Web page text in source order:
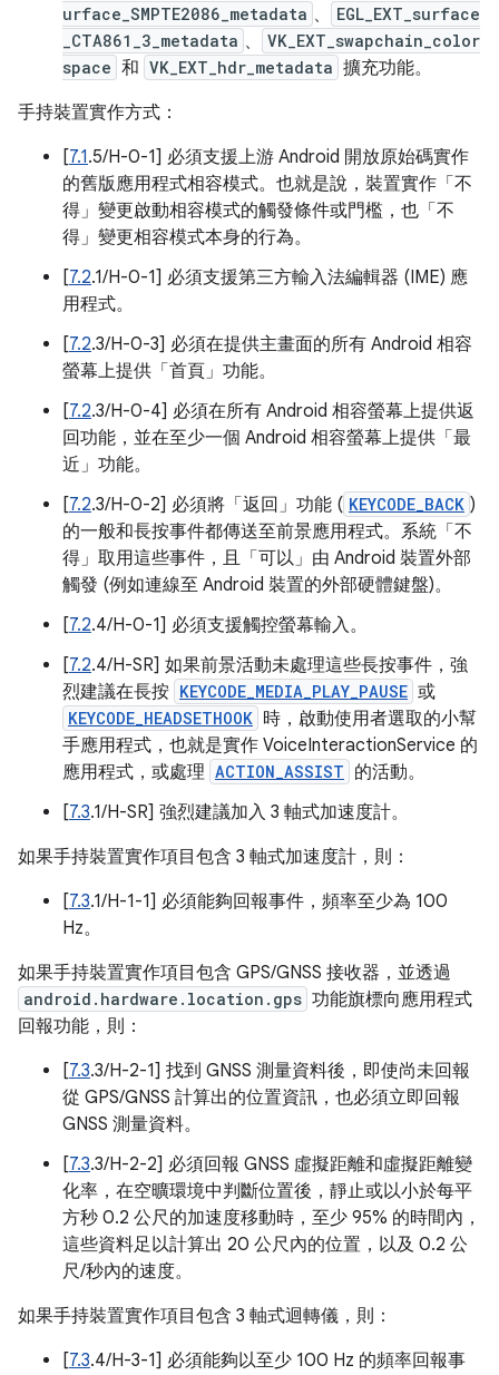
urface_SMPTE2086_metadata 、
EGL_EXT_surface
_CTA861_3_metadata 、
VK_EXT_swapchain_color
space 和 VK_EXT_hdr_metadata 擴充功能。
手持裝置實作方式：
[7.1.5/H-0-1] 必須支援上游 Android 開放原始碼實作
的舊版應用程式相容模式。也就是說，裝置實作「不
得」變更啟動相容模式的觸發條件或門檻，也「不
得」變更相容模式本身的行為。
[7.2.1/H-0-1] 必須支援第三方輸入法編輯器 (IME) 應
用程式。
[7.2.3/H-0-3] 必須在提供主畫面的所有 Android 相容
螢幕上提供「首頁」功能。
[7.2.3/H-0-4] 必須在所有 Android 相容螢幕上提供返
回功能，並在至少一個 Android 相容螢幕上提供「最
近」功能。
[7.2.3/H-0-2] 必須將「返回」功能 ( KEYCODE_BACK )
的一般和長按事件都傳送至前景應用程式。系統「不
得」取用這些事件，且「可以」由 Android 裝置外部
觸發 (例如連線至 Android 裝置的外部硬體鍵盤)。
[7.2.4/H-0-1] 必須支援觸控螢幕輸入。
[7.2.4/H-SR] 如果前景活動未處理這些長按事件，強
烈建議在長按 KEYCODE_MEDIA_PLAY_PAUSE 或
KEYCODE_HEADSETHOOK 時，啟動使用者選取的小幫
手應用程式，也就是實作 VoiceInteractionService 的
應用程式，或處理 ACTION_ASSIST 的活動。
[7.3.1/H-SR] 強烈建議加入 3 軸式加速度計。
如果手持裝置實作項目包含 3 軸式加速度計，則：
[7.3.1/H-1-1] 必須能夠回報事件，頻率至少為 100
Hz。
如果手持裝置實作項目包含 GPS/GNSS 接收器，並透過
android.hardware.location.gps 功能旗標向應用程式
回報功能，則：
[7.3.3/H-2-1] 找到 GNSS 測量資料後，即使尚未回報
從 GPS/GNSS 計算出的位置資訊，也必須立即回報
GNSS 測量資料。
[7.3.3/H-2-2] 必須回報 GNSS 虛擬距離和虛擬距離變
化率，在空曠環境中判斷位置後，靜止或以小於每平
方秒 0.2 公尺的加速度移動時，至少 95% 的時間內，
這些資料足以計算出 20 公尺內的位置，以及 0.2 公
尺/秒內的速度。
如果手持裝置實作項目包含 3 軸式迴轉儀，則：
[7.3.4/H-3-1] 必須能夠以至少 100 Hz 的頻率回報事